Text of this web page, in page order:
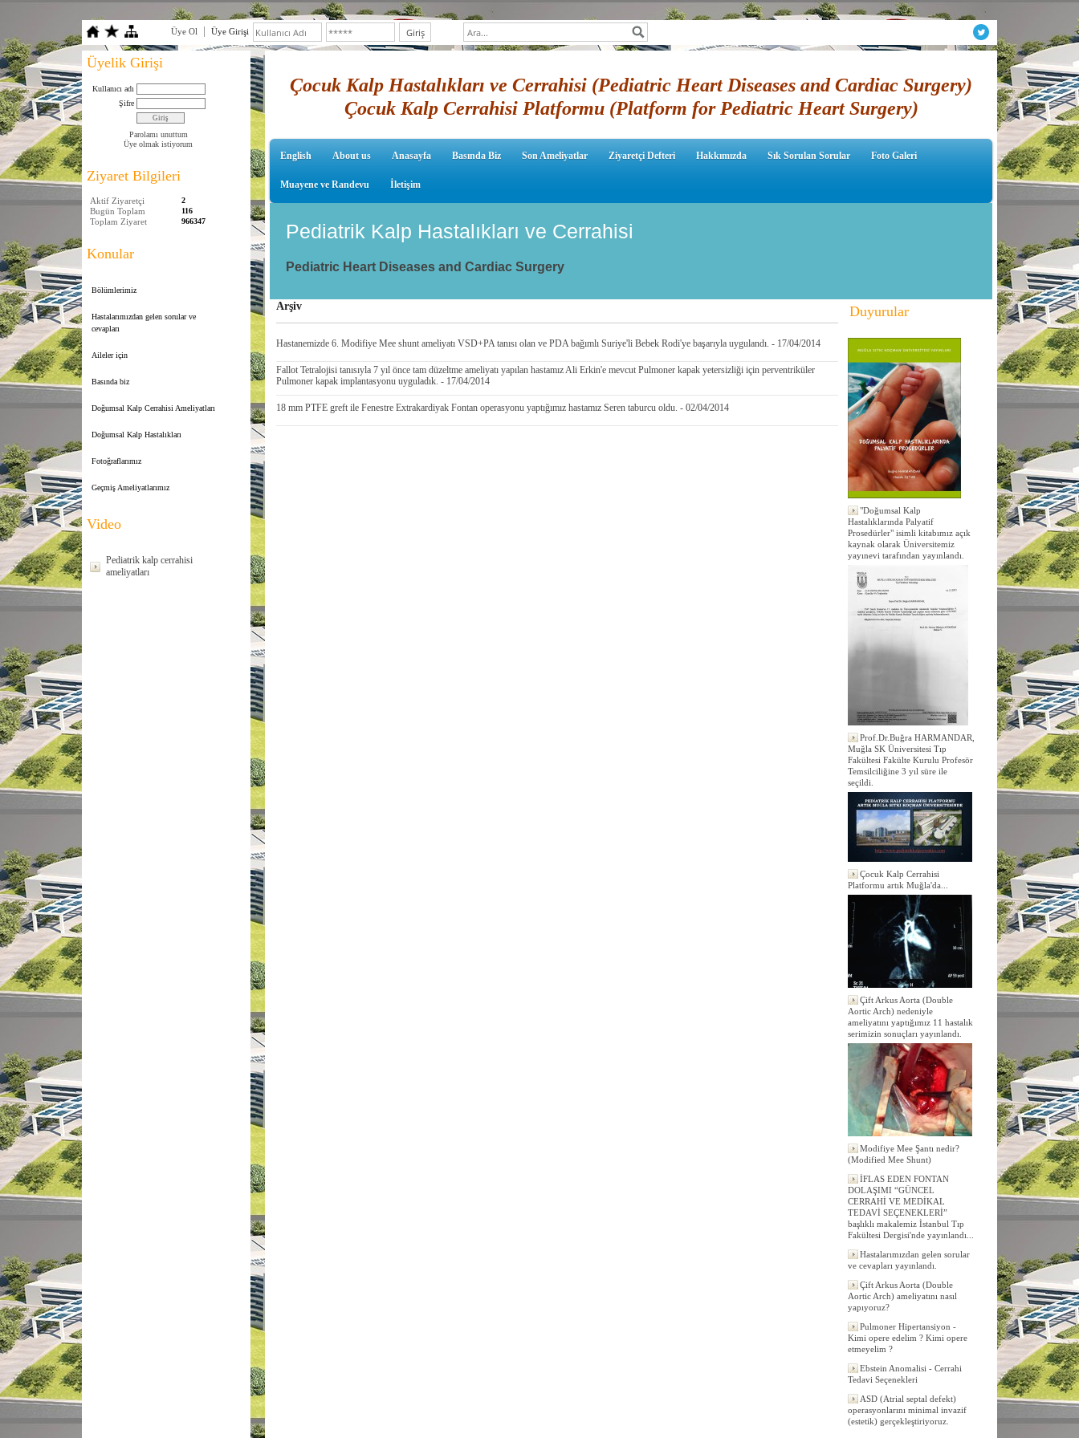
Üye Ol Üye Girişi
Üyelik Girişi
Kullanıcı adı
Şifre
Parolamı unuttum
Üye olmak istiyorum
Ziyaret Bilgileri
Aktif Ziyaretçi 2
Bugün Toplam 116
Toplam Ziyaret 966347
Konular
Bölümlerimiz
Hastalarımızdan gelen sorular ve
cevapları
Aileler için
Basında biz
Doğumsal Kalp Cerrahisi Ameliyatları
Doğumsal Kalp Hastalıkları
Fotoğraflarımız
Geçmiş Ameliyatlarımız
Video
Pediatrik kalp cerrahisi
ameliyatları
Çocuk Kalp Hastalıkları ve Cerrahisi (Pediatric Heart Diseases and Cardiac Surgery)
Çocuk Kalp Cerrahisi Platformu (Platform for Pediatric Heart Surgery)
English About us Anasayfa Basında Biz Son Ameliyatlar Ziyaretçi Defteri Hakkımızda Sık Sorulan Sorular Foto Galeri
Muayene ve Randevu İletişim
Pediatrik Kalp Hastalıkları ve Cerrahisi
Pediatric Heart Diseases and Cardiac Surgery
Arşiv
Hastanemizde 6. Modifiye Mee shunt ameliyatı VSD+PA tanısı olan ve PDA bağımlı Suriye'li Bebek Rodi'ye başarıyla uygulandı. - 17/04/2014
Fallot Tetralojisi tanısıyla 7 yıl önce tam düzeltme ameliyatı yapılan hastamız Ali Erkin'e mevcut Pulmoner kapak yetersizliği için perventriküler
Pulmoner kapak implantasyonu uyguladık. - 17/04/2014
18 mm PTFE greft ile Fenestre Extrakardiyak Fontan operasyonu yaptığımız hastamız Seren taburcu oldu. - 02/04/2014
Duyurular
"Doğumsal Kalp
Hastalıklarında Palyatif
Prosedürler" isimli kitabımız açık
kaynak olarak Üniversitemiz
yayınevi tarafından yayınlandı.
Prof.Dr.Buğra HARMANDAR,
Muğla SK Üniversitesi Tıp
Fakültesi Fakülte Kurulu Profesör
Temsilciliğine 3 yıl süre ile
seçildi.
Çocuk Kalp Cerrahisi
Platformu artık Muğla'da...
Çift Arkus Aorta (Double
Aortic Arch) nedeniyle
ameliyatını yaptığımız 11 hastalık
serimizin sonuçları yayınlandı.
Modifiye Mee Şantı nedir?
(Modified Mee Shunt)
İFLAS EDEN FONTAN
DOLAŞIMI “GÜNCEL
CERRAHİ VE MEDİKAL
TEDAVİ SEÇENEKLERİ”
başlıklı makalemiz İstanbul Tıp
Fakültesi Dergisi'nde yayınlandı...
Hastalarımızdan gelen sorular
ve cevapları yayınlandı.
Çift Arkus Aorta (Double
Aortic Arch) ameliyatını nasıl
yapıyoruz?
Pulmoner Hipertansiyon -
Kimi opere edelim ? Kimi opere
etmeyelim ?
Ebstein Anomalisi - Cerrahi
Tedavi Seçenekleri
ASD (Atrial septal defekt)
operasyonlarını minimal invazif
(estetik) gerçekleştiriyoruz.